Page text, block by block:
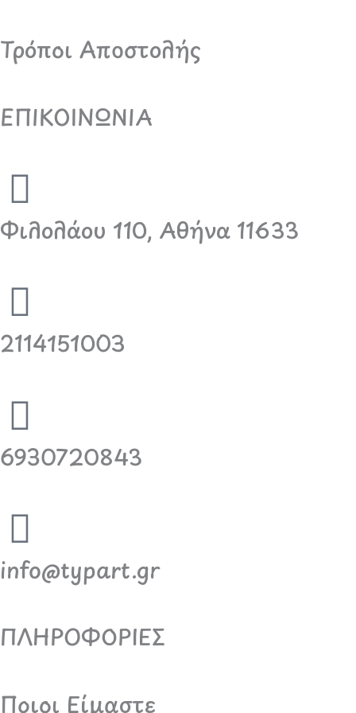
Τρόποι Αποστολής
ΕΠΙΚΟΙΝΩΝΙΑ
Φιλολάου 110, Αθήνα 11633
2114151003
6930720843
info@typart.gr
ΠΛΗΡΟΦΟΡΙΕΣ
Ποιοι Είμαστε